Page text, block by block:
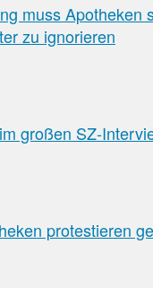
muss Apotheken
zu ignorieren
großen SZ-
protestieren